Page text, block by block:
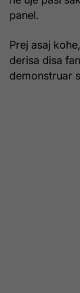
panel.
Prej asaj
derisa disa
demonstruar